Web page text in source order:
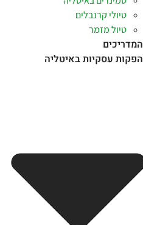
טיולי קרנבלים
טיול מזמר
המדריכים
הפקות עסקיות באיטליה